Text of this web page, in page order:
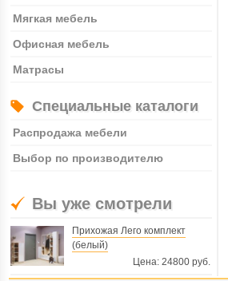
Мягкая мебель
Офисная мебель
Матрасы
Специальные каталоги
Распродажа мебели
Выбор по производителю
Вы уже смотрели
Прихожая Лего комплект
(белый)
Цена: 24800 руб.